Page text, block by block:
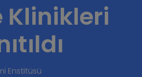
Klinikleri
Enstitüsü